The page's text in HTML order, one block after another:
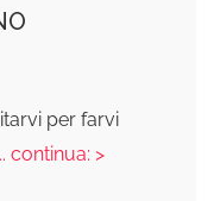
per farvi
continua: >